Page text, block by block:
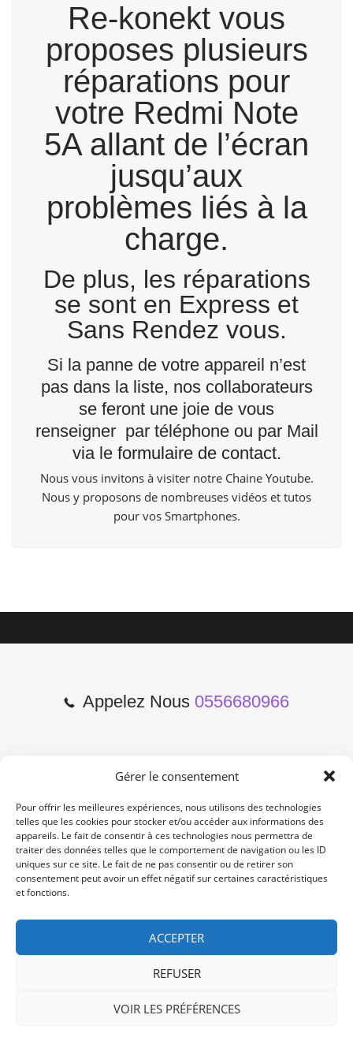
Gérer le consentement
Pour offrir les meilleures expériences, nous utilisons des technologies
telles que les cookies pour stocker et/ou accéder aux informations des
appareils. Le fait de consentir à ces technologies nous permettra de
traiter des données telles que le comportement de navigation ou les ID
uniques sur ce site. Le fait de ne pas consentir ou de retirer son
consentement peut avoir un effet négatif sur certaines caractéristiques
et fonctions.
ACCEPTER
REFUSER
VOIR LES PRÉFÉRENCES
Re-konekt vous
proposes plusieurs
réparations pour
votre Redmi Note
5A allant de l’écran
jusqu’aux
problèmes liés à la
charge.
De plus, les réparations
se sont en Express et
Sans Rendez vous.
Si la panne de votre appareil n’est
pas dans la liste, nos collaborateurs
se feront une joie de vous
renseigner par téléphone ou par Mail
via le formulaire de contact.
Nous vous invitons à visiter notre Chaine Youtube.
Nous y proposons de nombreuses vidéos et tutos
pour vos Smartphones.
Appelez Nous 0556680966
2 Cours de l'Yser 33800
Bordeaux
Lun-Samedi: 10:00 -19:00
Non Stop
/ /